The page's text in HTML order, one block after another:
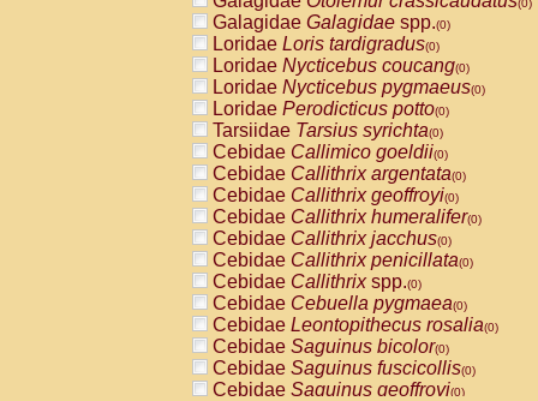
(0)
Galagidae Galagidae spp.(0)
Loridae Loris tardigradus(0)
Loridae Nycticebus coucang(0)
Loridae Nycticebus pygmaeus(0)
Loridae Perodicticus potto(0)
Tarsiidae Tarsius syrichta(0)
Cebidae Callimico goeldii(0)
Cebidae Callithrix argentata(0)
Cebidae Callithrix geoffroyi(0)
Cebidae Callithrix humeralifer(0)
Cebidae Callithrix jacchus(0)
Cebidae Callithrix penicillata(0)
Cebidae Callithrixspp.(0)
Cebidae Cebuella pygmaea(0)
Cebidae Leontopithecus rosalia(0)
Cebidae Saguinus bicolor(0)
Cebidae Saguinus fuscicollis(0)
Cebidae Saguinus geoffroyi(0)